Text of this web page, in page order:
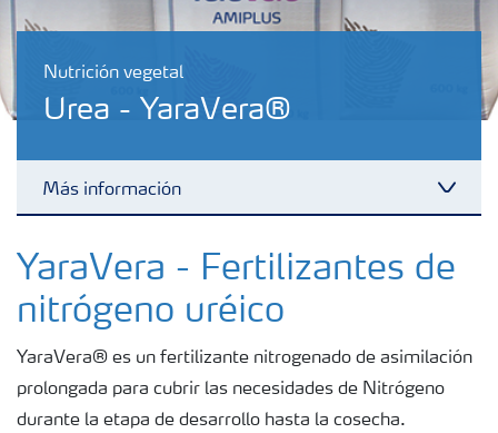
Nutrición vegetal
Urea - YaraVera®
Más información
Fertilizantes
Herramientas y servicios
Almacenaje y uso de fertilizantes
YaraVera - Fertilizantes de
nitrógeno uréico
YaraVera® es un fertilizante nitrogenado de asimilación
prolongada para cubrir las necesidades de Nitrógeno
durante la etapa de desarrollo hasta la cosecha.